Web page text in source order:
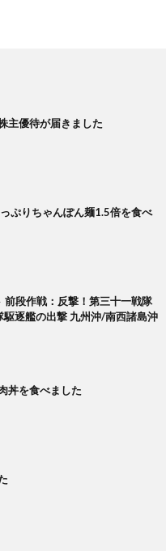
主優待が届きました
ぷりちゃんぽん麺1.5倍を食べ
段作戦：反撃！第三十一戦隊
駆逐艦の出撃 九州沖/南西諸島沖
丼を食べました